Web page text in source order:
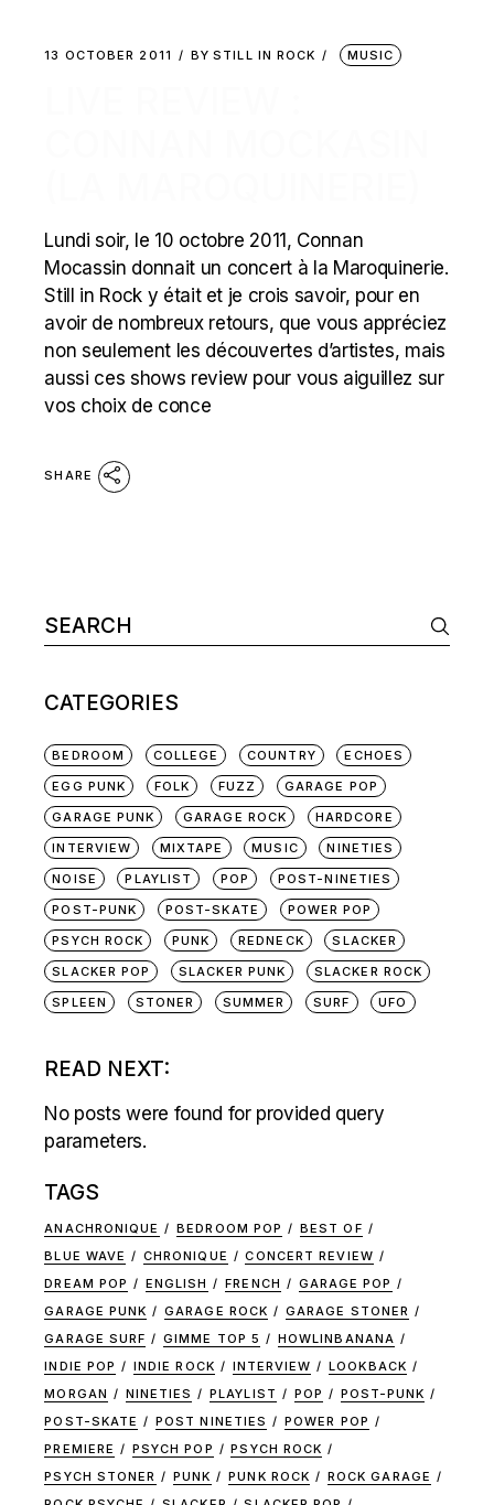
13 OCTOBER 2011 BY STILL IN ROCK MUSIC
Lundi soir, le 10 octobre 2011, Connan
Mocassin donnait un concert à la Maroquinerie.
Still in Rock y était et je crois savoir, pour en
avoir de nombreux retours, que vous appréciez
non seulement les découvertes d’artistes, mais
aussi ces shows review pour vous aiguillez sur
vos choix de conce
SHARE
Search
for:
CATEGORIES
BEDROOM COLLEGE COUNTRY
ECHOES
EGG PUNK
FOLK FUZZ
GARAGE POP
GARAGE PUNK
GARAGE ROCK
HARDCORE
INTERVIEW
MIXTAPE MUSIC
NINETIES
NOISE
PLAYLIST POP
POST-NINETIES
POST-PUNK
POST-SKATE
POWER POP
PSYCH ROCK
PUNK REDNECK
SLACKER
SLACKER POP
SLACKER PUNK
SLACKER ROCK
SPLEEN
STONER SUMMER SURF UFO
READ NEXT:
No posts were found for provided query
parameters.
TAGS
ANACHRONIQUE BEDROOM POP
BEST OF
BLUE WAVE
CHRONIQUE
CONCERT REVIEW
DREAM POP
ENGLISH FRENCH
GARAGE POP
GARAGE PUNK
GARAGE ROCK
GARAGE STONER
GARAGE SURF
GIMME TOP 5
HOWLINBANANA
INDIE POP
INDIE ROCK INTERVIEW
LOOKBACK
MORGAN
NINETIES PLAYLIST POP
POST-PUNK
POST-SKATE
POST NINETIES
POWER POP
PREMIERE
PSYCH POP
PSYCH ROCK
PSYCH STONER
PUNK PUNK ROCK
ROCK GARAGE